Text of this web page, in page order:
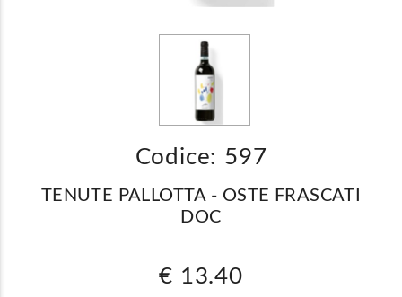
Codice: 597
TENUTE PALLOTTA - OSTE FRASCATI
DOC
€ 13.40